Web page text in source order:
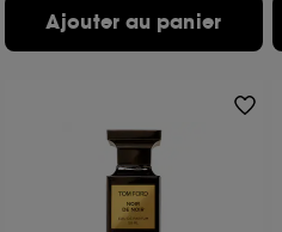
Ajouter au panier